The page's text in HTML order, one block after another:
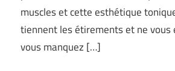
muscles et cette esthétique
tiennent les étirements et ne vous
vous manquez […]